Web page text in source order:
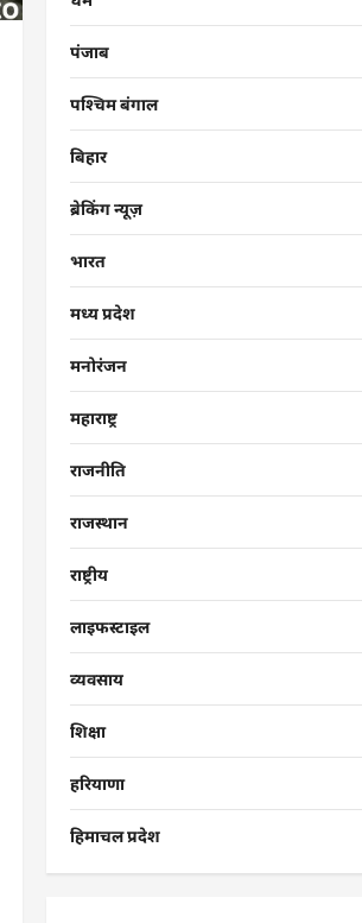
पंजाब
पश्चिम बंगाल
बिहार
ब्रेकिंग न्यूज़
भारत
मध्य प्रदेश
मनोरंजन
महाराष्ट्र
राजनीति
राजस्थान
राष्ट्रीय
लाइफस्टाइल
व्यवसाय
शिक्षा
हरियाणा
हिमाचल प्रदेश